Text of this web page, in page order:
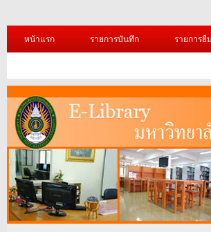
หน้าแรก รายการบันทึก รายการยื